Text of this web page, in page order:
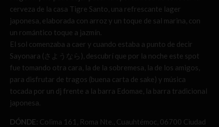
cerveza de la casa Tigre Santo, una refrescante lager
japonesa, elaborada con arroz y un toque de sal marina, con
un romántico toque a jazmín.
El sol comenzaba a caer y cuando estaba a punto de decir
Sayonara (さようなら), descubrí que por la noche este spot
fue tomando otra cara, la de la sobremesa, la de los amigos,
para disfrutar de tragos (buena carta de sake) y música
tocada por un dj frente a la barra Edomae, la barra tradicional
japonesa.
DÓNDE: Colima 161, Roma Nte., Cuauhtémoc, 06700 Ciudad